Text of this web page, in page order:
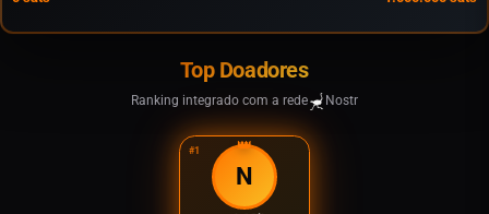
Top Doadores
Ranking integrado com a rede Nostr
👑
N